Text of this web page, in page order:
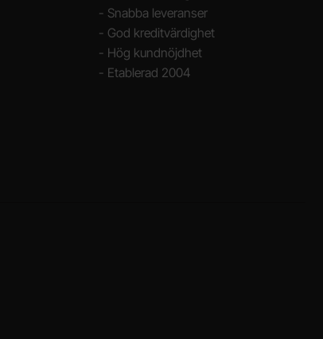
- Snabba leveranser
- God kreditvärdighet
- Hög kundnöjdhet
- Etablerad 2004